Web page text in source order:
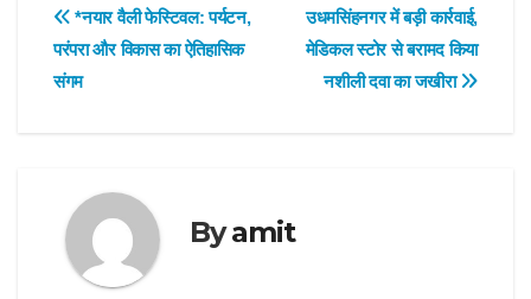
Post
navigation
उधमसिंहनगर में बड़ी कार्रवाई,
मेडिकल स्टोर से बरामद किया
नशीली दवा का जखीरा
*नयार वैली फेस्टिवल: पर्यटन,
परंपरा और विकास का ऐतिहासिक
संगम
Byamit